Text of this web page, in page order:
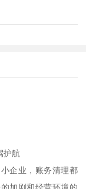
护航
企业，账务清理都
加剧和经营环境的